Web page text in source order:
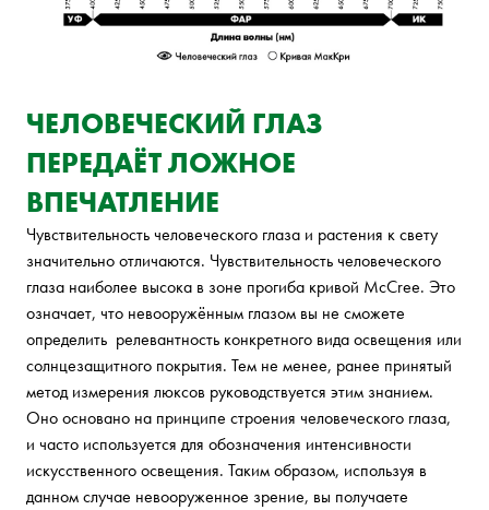
ЧЕЛОВЕЧЕСКИЙ ГЛАЗ
ПЕРЕДАЁТ ЛОЖНОЕ
ВПЕЧАТЛЕНИЕ
Чувствительность человеческого глаза и растения к свету
значительно отличаются. Чувствительность человеческого
глаза наиболее высока в зоне прогиба кривой McCree. Это
означает, что невооружённым глазом вы не сможете
определить релевантность конкретного вида освещения или
солнцезащитного покрытия. Тем не менее, ранее принятый
метод измерения люксов руководствуется этим знанием.
Оно основано на принципе строения человеческого глаза,
и часто используется для обозначения интенсивности
искусственного освещения. Таким образом, используя в
данном случае невооруженное зрение, вы получаете